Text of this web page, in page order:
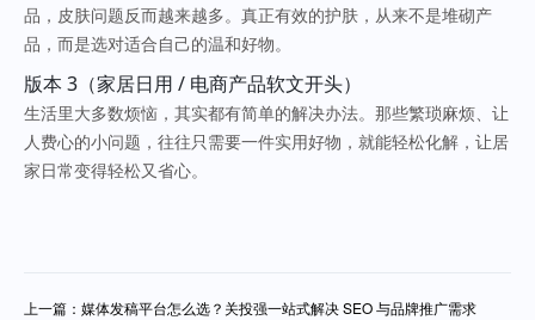
品，皮肤问题反而越来越多。真正有效的护肤，从来不是堆砌产
品，而是选对适合自己的温和好物。
版本 3（家居日用 / 电商产品软文开头）
生活里大多数烦恼，其实都有简单的解决办法。那些繁琐麻烦、让
人费心的小问题，往往只需要一件实用好物，就能轻松化解，让居
家日常变得轻松又省心。
上一篇：媒体发稿平台怎么选？关投强一站式解决 SEO 与品牌推广需求